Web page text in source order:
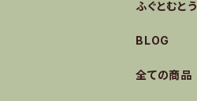
ふぐとむとう
BLOG
全ての商品